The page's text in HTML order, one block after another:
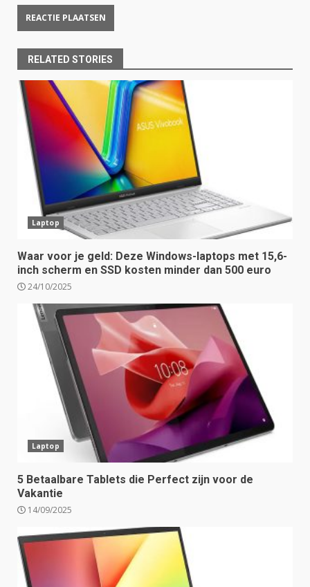
RELATED STORIES
Laptop
Waar voor je geld: Deze Windows-laptops met 15,6-
inch scherm en SSD kosten minder dan 500 euro
24/10/2025
Laptop
5 Betaalbare Tablets die Perfect zijn voor de
Vakantie
14/09/2025